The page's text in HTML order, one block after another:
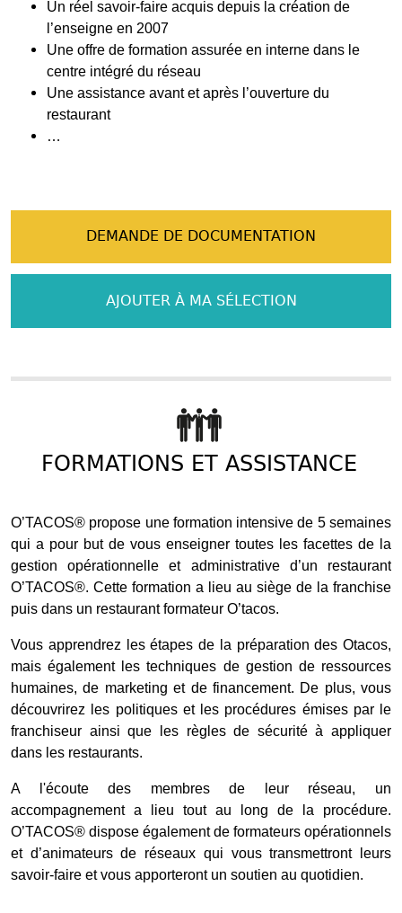
Un réel savoir-faire acquis depuis la création de
l’enseigne en 2007
Une offre de formation assurée en interne dans le
centre intégré du réseau
Une assistance avant et après l’ouverture du
restaurant
…
DEMANDE DE DOCUMENTATION
AJOUTER À MA SÉLECTION
FORMATIONS ET ASSISTANCE
O’TACOS® propose une formation intensive de 5 semaines
qui a pour but de vous enseigner toutes les facettes de la
gestion opérationnelle et administrative d’un restaurant
O’TACOS®. Cette formation a lieu au siège de la franchise
puis dans un restaurant formateur O’tacos.
Vous apprendrez les étapes de la préparation des Otacos,
mais également les techniques de gestion de ressources
humaines, de marketing et de financement. De plus, vous
découvrirez les politiques et les procédures émises par le
franchiseur ainsi que les règles de sécurité à appliquer
dans les restaurants.
A l'écoute des membres de leur réseau, un
accompagnement a lieu tout au long de la procédure.
O’TACOS® dispose également de formateurs opérationnels
et d’animateurs de réseaux qui vous transmettront leurs
savoir-faire et vous apporteront un soutien au quotidien.